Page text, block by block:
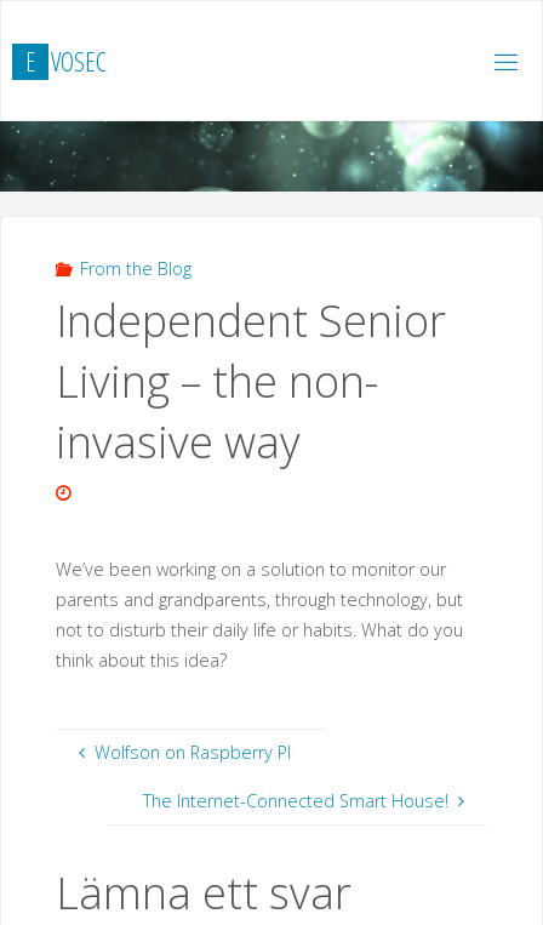
till
innehåll
E VOSEC
From the Blog
Independent Senior
Living – the non-
invasive way
We’ve been working on a solution to monitor our
parents and grandparents, through technology, but
not to disturb their daily life or habits. What do you
think about this idea?
Wolfson on Raspberry PI
The Internet-Connected Smart House!
Lämna ett svar